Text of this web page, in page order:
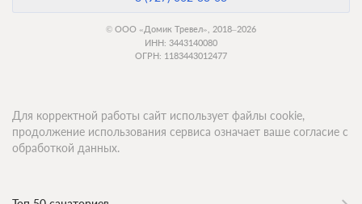
© ООО «Домик Тревел», 2018–2026
ИНН: 3443140080
ОГРН: 1183443012477
Для корректной работы сайт использует файлы cookie,
продолжение использования сервиса означает ваше согласие с
обработкой данных.